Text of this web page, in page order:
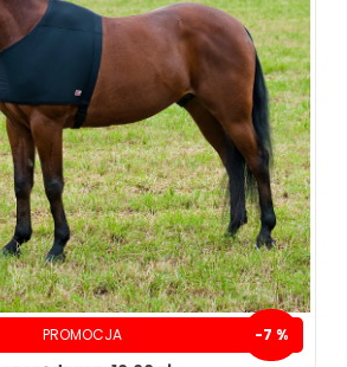
ZOBACZ WIĘCEJ
PROMOCJA -7 %